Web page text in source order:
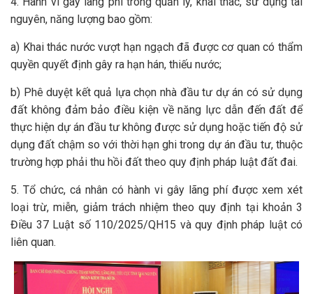
nguyên, năng lượng bao gồm:
a) Khai thác nước vượt hạn ngạch đã được cơ quan có thẩm
quyền quyết định gây ra hạn hán, thiếu nước;
b) Phê duyệt kết quả lựa chọn nhà đầu tư dự án có sử dụng
đất không đảm bảo điều kiện về năng lực dẫn đến đất để
thực hiện dự án đầu tư không được sử dụng hoặc tiến độ sử
dụng đất chậm so với thời hạn ghi trong dự án đầu tư, thuộc
trường hợp phải thu hồi đất theo quy định pháp luật đất đai.
5. Tổ chức, cá nhân có hành vi gây lãng phí được xem xét
loại trừ, miễn, giảm trách nhiệm theo quy định tại khoản 3
Điều 37 Luật số 110/2025/QH15 và quy định pháp luật có
liên quan.